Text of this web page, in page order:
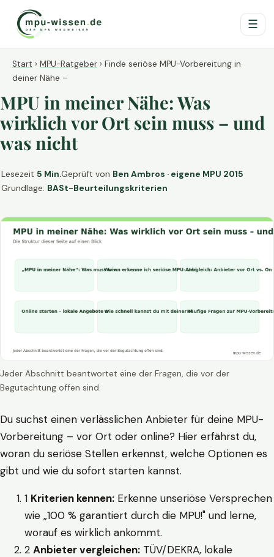
☰
Start › MPU-Ratgeber › Finde seriöse MPU-Vorbereitung in
deiner Nähe –
MPU in meiner Nähe: Was
wirklich vor Ort sein muss – und
was nicht
Lesezeit 5 Min.Geprüft von Ben Ambros · eigene MPU 2015
Grundlage: BASt-Beurteilungskriterien
Jeder Abschnitt beantwortet eine der Fragen, die vor der
Begutachtung offen sind.
Du suchst einen verlässlichen Anbieter für deine MPU-
Vorbereitung – vor Ort oder online? Hier erfährst du,
woran du seriöse Stellen erkennst, welche Optionen es
gibt und wie du sofort starten kannst.
1 Kriterien kennen: Erkenne unseriöse Versprechen
wie „100 % garantiert durch die MPU!" und lerne,
worauf es wirklich ankommt.
2 Anbieter vergleichen: TÜV/DEKRA, lokale